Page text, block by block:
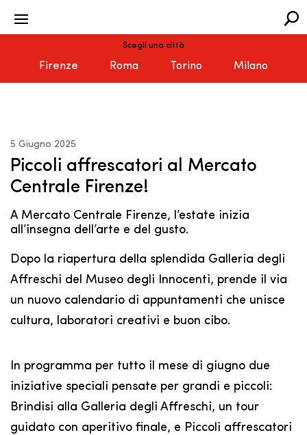
Scegli una città
Firenze Roma Torino Milano
5 Giugno 2025
Piccoli affrescatori al Mercato
Centrale Firenze!
A Mercato Centrale Firenze, l’estate inizia
all’insegna dell’arte e del gusto.
Dopo la riapertura della splendida Galleria degli
Affreschi del Museo degli Innocenti, prende il via
un nuovo calendario di appuntamenti che unisce
cultura, laboratori creativi e buon cibo.
In programma per tutto il mese di giugno due
iniziative speciali pensate per grandi e piccoli:
Brindisi alla Galleria degli Affreschi, un tour
guidato con aperitivo finale, e Piccoli affrescatori